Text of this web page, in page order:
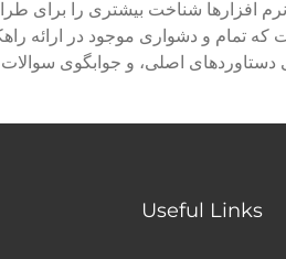
افزارها شناخت بیشتری را برای
تمام و دشواری موجود در ارائه
Useful Links